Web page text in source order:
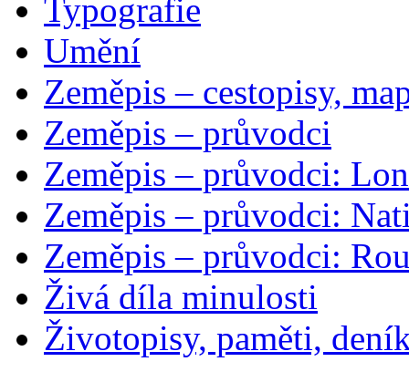
Typografie
Umění
Zeměpis – cestopisy,
Zeměpis – průvodci
Zeměpis – průvodci:
Zeměpis – průvodci:
Zeměpis – průvodci:
Živá díla minulosti
Životopisy, paměti,